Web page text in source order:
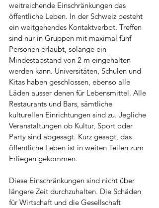
weitreichende Einschränkungen das
öffentliche Leben. In der Schweiz besteht
ein weitgehendes Kontaktverbot. Treffen
sind nur in Gruppen mit maximal fünf
Personen erlaubt, solange ein
Mindestabstand von 2 m eingehalten
werden kann. Universitäten, Schulen und
Kitas haben geschlossen, ebenso alle
Läden ausser denen für Lebensmittel. Alle
Restaurants und Bars, sämtliche
kulturellen Einrichtungen sind zu. Jegliche
Veranstaltungen ob Kultur, Sport oder
Party sind abgesagt. Kurz gesagt, das
öffentliche Leben ist in weiten Teilen zum
Erliegen gekommen.
Diese Einschränkungen sind nicht über
längere Zeit durchzuhalten. Die Schäden
für Wirtschaft und die Gesellschaft